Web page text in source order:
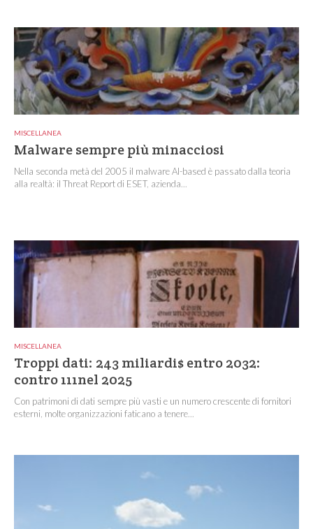
MISCELLANEA
Malware sempre più minacciosi
Nella seconda metà del 2005 il malware AI-based è passato dalla teoria
alla realtà: il Threat Report di ESET, azienda...
MISCELLANEA
Troppi dati: 243 miliardi$ entro 2032:
contro 111nel 2025
Con patrimoni di dati sempre più vasti e un numero crescente di fornitori
esterni, molte organizzazioni faticano a tenere...